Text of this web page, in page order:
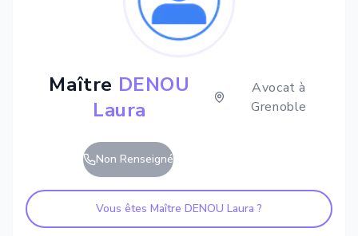
Maître DENOU
Laura
Avocat à
Grenoble
Non Renseigné
Vous êtes Maître DENOU Laura ?